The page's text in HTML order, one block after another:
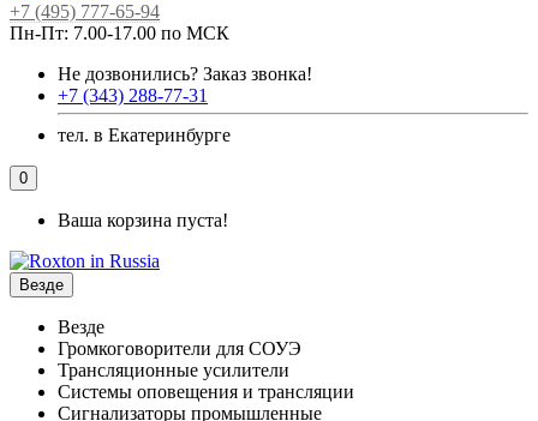
+7 (495) 777-65-94
Пн-Пт: 7.00-17.00 по МСК
Не дозвонились? Заказ звонка!
+7 (343) 288-77-31
тел. в Екатеринбурге
0
Ваша корзина пуста!
Везде
Везде
Громкоговорители для СОУЭ
Трансляционные усилители
Системы оповещения и трансляции
Сигнализаторы промышленные